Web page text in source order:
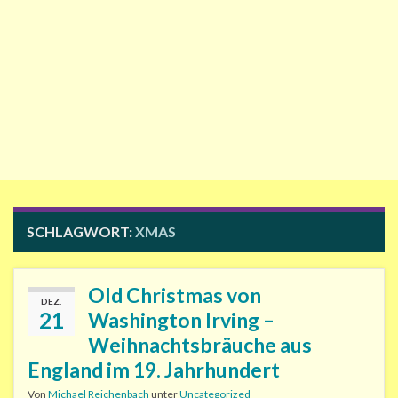
SCHLAGWORT:XMAS
DEZ.
21
Old Christmas von
Washington Irving –
Weihnachtsbräuche aus
England im 19. Jahrhundert
Von Michael Reichenbach unterUncategorized